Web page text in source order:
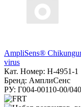
AmpliSens®
virus
Кат. Номер: H-4951-1
Бренд: АмплиСенс
РУ: Г004-00110-00/